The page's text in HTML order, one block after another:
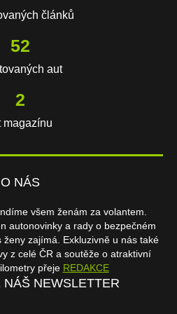
článků
75
aut
2
magazínu
O NÁS
všem ženám za volantem.
autonovinky a rady o bezpečném
zajímá. Exkluzivně u nás také
z celé ČR a soutěže o atraktivní
přeje REDAKCE
NEWSLETTER